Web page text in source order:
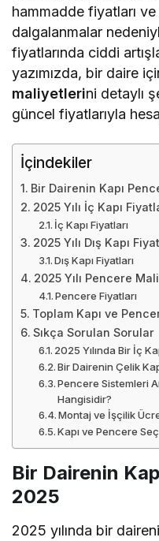
hammadde fiyatları
dalgalanmalar
fiyatlarında ciddi
yazımızda, bir daire
maliyetlerini detaylı
güncel fiyatlarıyla
İçindekiler
Bir Dairenin Kapı
2025 Yılı İç Kapı
İç Kapı Fiyatları
2025 Yılı Dış Kapı
Dış Kapı Fiyatları
2025 Yılı Pencere
Pencere Fiyatları
Toplam Kapı ve
Sıkça Sorulan Sorular
2025 Yılında Bir İç
Bir Dairenin Çelik
Pencere Sistemleri
Hangisidir?
Montaj ve İşçilik
Kapı ve Pencere
Bir Dairenin
2025
2025 yılında bir